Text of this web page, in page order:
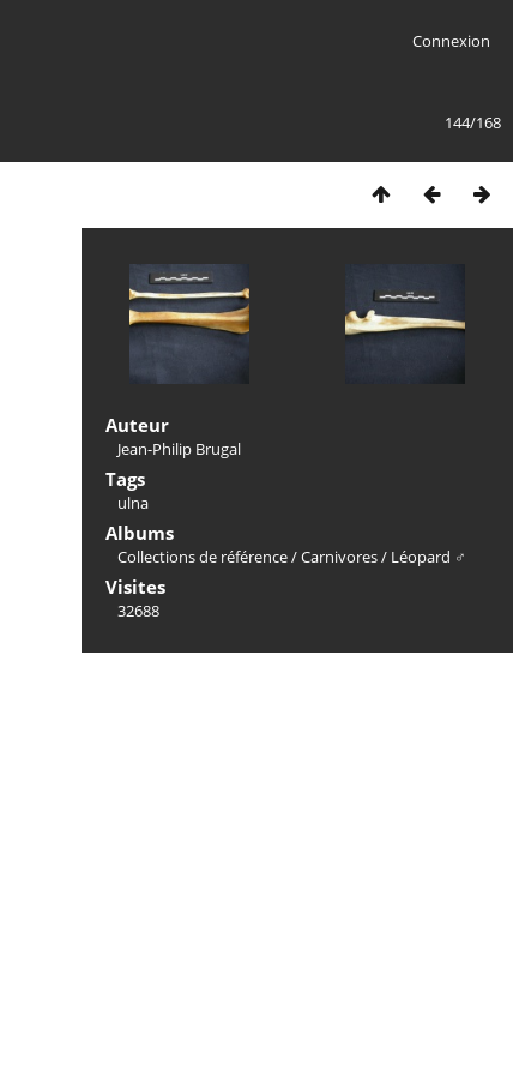
Connexion
144/168
Auteur
Jean-Philip Brugal
Tags
ulna
Albums
Collections de référence/Carnivores/ Léopard ♂
Visites
32688